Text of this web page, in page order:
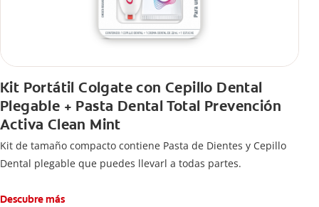
Kit Portátil Colgate con Cepillo Dental
Plegable + Pasta Dental Total Prevención
Activa Clean Mint
Kit de tamaño compacto contiene Pasta de Dientes y Cepillo
Dental plegable que puedes llevarl a todas partes.
Descubre más